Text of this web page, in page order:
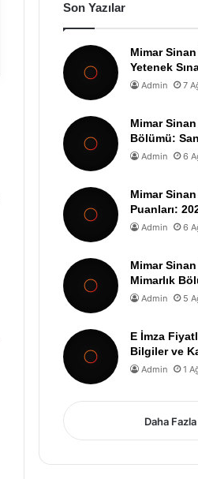
Son Yazılar
Mimar
Yetenek
Admin 7
Mimar
Bölümü:
Admin 6
Mimar
Puanları:
Admin 6
Mimar
Mimarlık
Admin 5
E İmza
Bilgiler ve
Admin 1
Daha